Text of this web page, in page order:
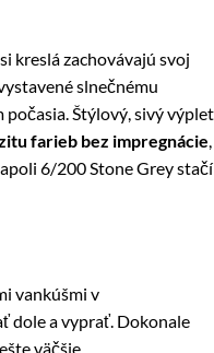
kreslá zachovávajú svoj
slnečnému
Štýlový, sivý výplet
farieb bez impregnácie,
6/200 Stone Grey stačí
vankúšmi v
dole a vyprať. Dokonale
väčšie